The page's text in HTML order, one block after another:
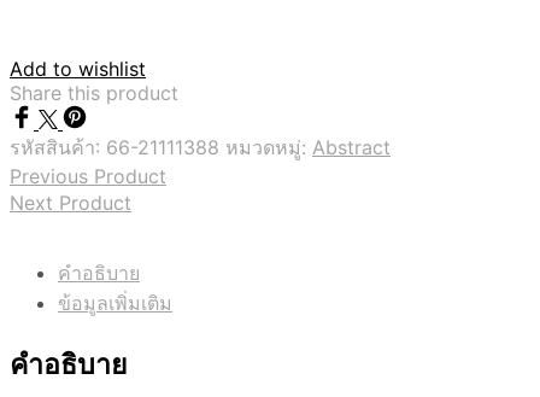
Add to wishlist
Share this product
รหัสสินค้า: 66-21111388 หมวดหมู่: Abstract
Previous Product
Next Product
คำอธิบาย
ข้อมูลเพิ่มเติม
คำอธิบาย